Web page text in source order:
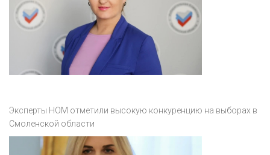
Эксперты НОМ отметили высокую конкуренцию на выборах в
Смоленской области